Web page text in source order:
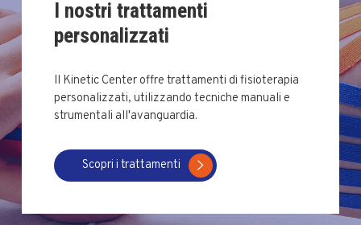
I nostri trattamenti
personalizzati
Il Kinetic Center offre trattamenti di fisioterapia
personalizzati, utilizzando tecniche manuali e
strumentali all'avanguardia.
Scopri i trattamenti